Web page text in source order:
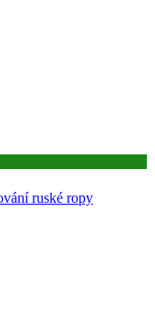
ruské ropy